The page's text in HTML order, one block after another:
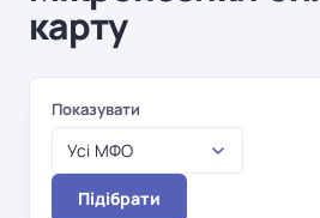
карту
Показувати
Усі МФО
Підібрати